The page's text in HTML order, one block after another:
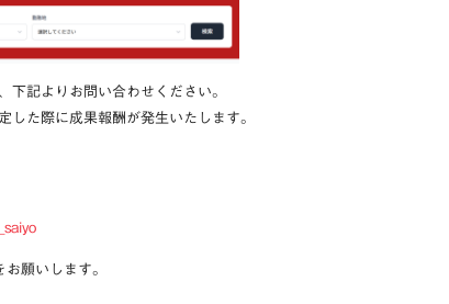
下記よりお問い合わせください。
した際に成果報酬が発生いたします。
願いします。